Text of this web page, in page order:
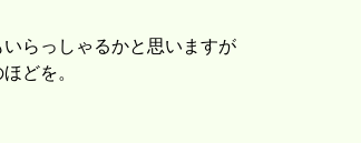
らっしゃるかと思いますが
どを。